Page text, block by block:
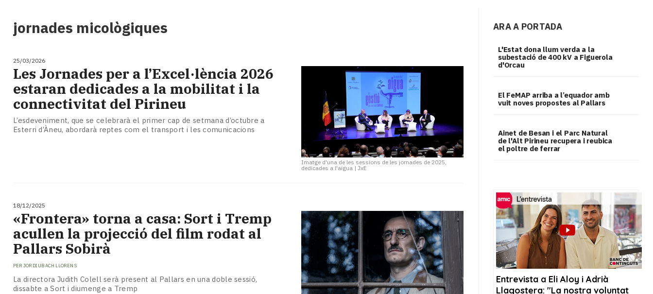
Cultura
tant!
TV
i
mitjans
El
temps
Reportatges
teva!
Subscriptors
La
newsletter
del
Pallars
Contingut
patrocinat
jornades micològiques
25/03/2026
Imatge d'una de les sessions de les jornades de 2025,
dedicades a l'aigua |JxE
Les Jornades per a l’Excel·lència 2026
estaran dedicades a la mobilitat i la
connectivitat del Pirineu
L’esdeveniment, que se celebrarà el primer cap de setmana d’octubre a
Esterri d’Àneu, abordarà reptes com el transport i les comunicacions
18/12/2025
«Frontera» torna a casa: Sort i Tremp
acullen la projecció del film rodat al
Pallars Sobirà
PER JORDI UBACH LLORENS
La directora Judith Colell serà present al Pallars en una doble sessió,
dissabte a Sort i diumenge a Tremp
ARA A PORTADA
L'Estat dona llum verda a la
subestació de 400 kV a Figuerola
d'Orcau
El FeMAP arriba a l’equador amb
vuit noves propostes al Pallars
Ainet de Besan i el Parc Natural
de l'Alt Pirineu recupera i reubica
el poltre de ferrar